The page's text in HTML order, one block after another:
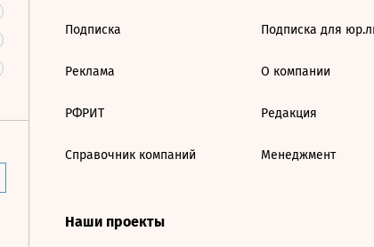
Подписка
Реклама
РФРИТ
Справочник компаний
Подписка для
О компании
Редакция
Менеджмент
Наши проекты